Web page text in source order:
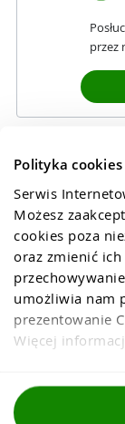
Polityka cookies
Serwis
Możesz
cookies poza
oraz zmienić
umożliwia nam
prezentowanie
Więcej
przez